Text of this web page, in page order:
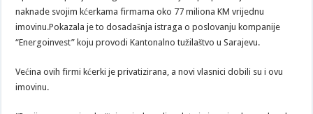
naknade svojim kćerkama firmama oko 77 miliona KM vrijednu
imovinu.Pokazala je to dosadašnja istraga o poslovanju kompanije
“Energoinvest” koju provodi Kantonalno tužilaštvo u Sarajevu.
Većina ovih firmi kćerki je privatizirana, a novi vlasnici dobili su i ovu
imovinu.